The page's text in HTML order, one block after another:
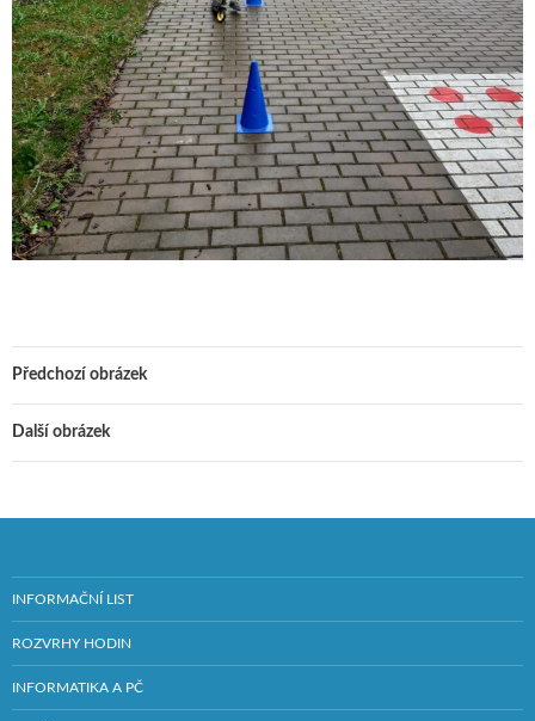
Předchozí obrázek
Další obrázek
INFORMAČNÍ LIST
ROZVRHY HODIN
INFORMATIKA A PČ